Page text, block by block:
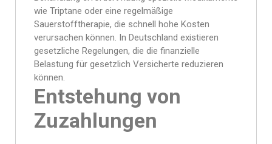
wie Triptane oder eine regelmäßige
Sauerstofftherapie, die schnell hohe Kosten
verursachen können. In Deutschland existieren
gesetzliche Regelungen, die die finanzielle
Belastung für gesetzlich Versicherte reduzieren
können.
Entstehung von
Zuzahlungen